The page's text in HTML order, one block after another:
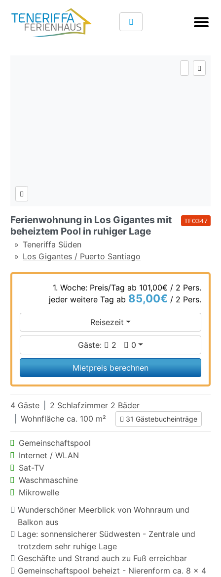
TF0347
Ferienwohnung in Los Gigantes mit
beheiztem Pool in ruhiger Lage
Teneriffa Süden
Los Gigantes / Puerto Santiago
1. Woche: Preis/Tag ab 101,00€ / 2 Pers.
jeder weitere Tag ab 85,00€ / 2 Pers.
Reisezeit
Gäste: 2 0
Mietpreis berechnen
4 Gäste
2 Schlafzimmer 2 Bäder
Wohnfläche ca. 100 m²
31 Gästebucheinträge
Gemeinschaftspool
Internet / WLAN
Sat-TV
Waschmaschine
Mikrowelle
Wunderschöner Meerblick von Wohnraum und
Balkon aus
Lage: sonnensicherer Südwesten - Zentrale und
trotzdem sehr ruhige Lage
Geschäfte und Strand auch zu Fuß erreichbar
Gemeinschaftspool beheizt - Nierenform ca. 8 x 4